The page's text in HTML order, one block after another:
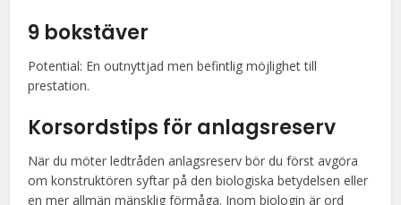
9 bokstäver
Potential: En outnyttjad men befintlig möjlighet till
prestation.
Korsordstips för anlagsreserv
När du möter ledtråden anlagsreserv bör du först avgöra
om konstruktören syftar på den biologiska betydelsen eller
en mer allmän mänsklig förmåga. Inom biologin är ord